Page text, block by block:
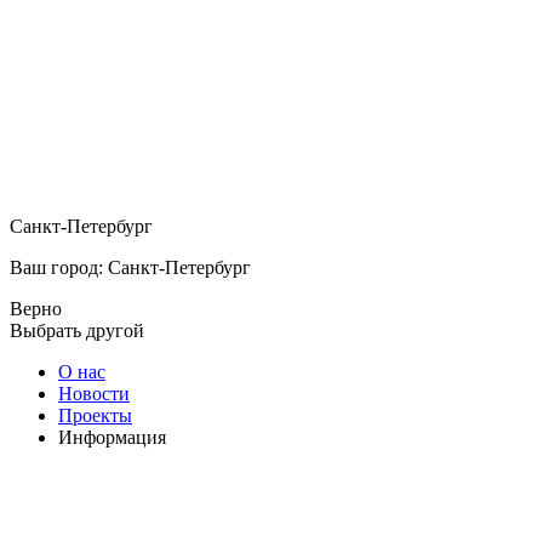
Санкт-Петербург
Ваш город: Санкт-Петербург
Верно
Выбрать другой
О нас
Новости
Проекты
Информация